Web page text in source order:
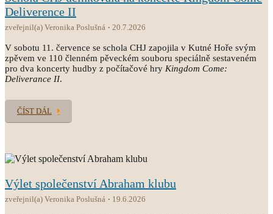
Deliverence II
zveřejnil(a) Veronika Poslušná 20.7.2026
V sobotu 11. července se schola CHJ zapojila v Kutné Hoře svým
zpěvem ve 110 členném pěveckém souboru speciálně sestaveném
pro dva koncerty hudby z počítačové hry Kingdom Come:
Deliverance II.
ČÍST DÁL
Výlet společenství Abraham klubu
zveřejnil(a) Veronika Poslušná 19.6.2026